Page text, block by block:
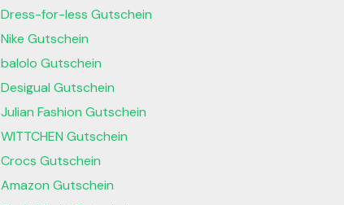
Dress-for-less Gutschein
Nike Gutschein
balolo Gutschein
Desigual Gutschein
Julian Fashion Gutschein
WITTCHEN Gutschein
Crocs Gutschein
Amazon Gutschein